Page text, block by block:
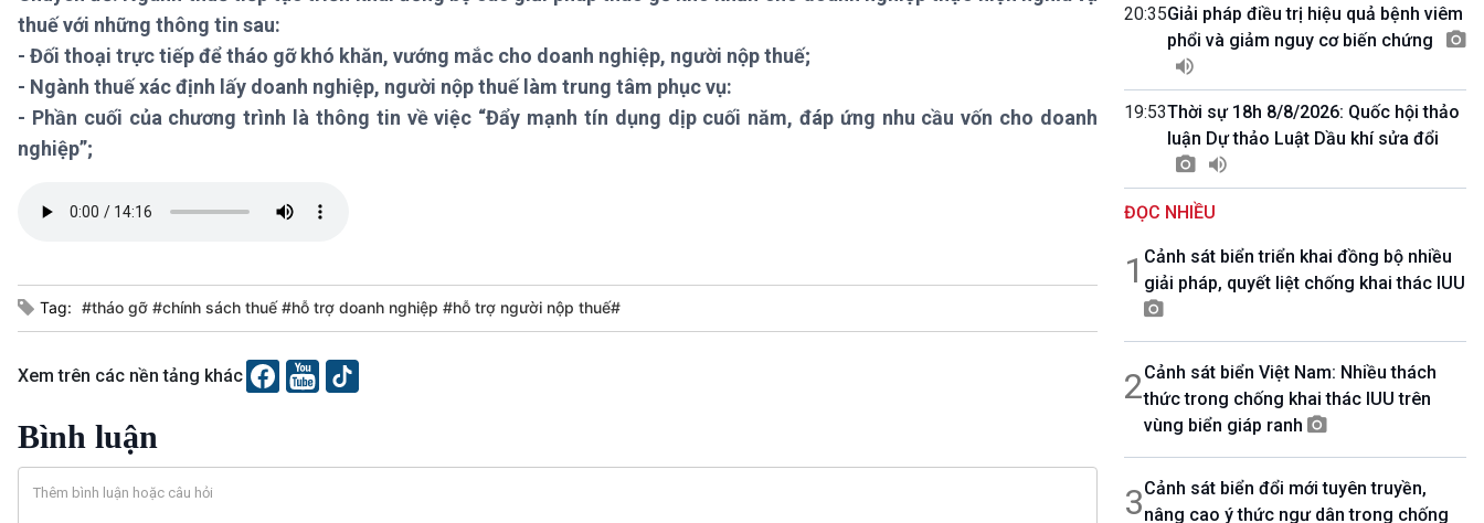
360 độ Sức khỏe
Chuyển đổi Xanh
Tài nguyên và Môi trường
Chuyên gia của bạn
Xã hội chuyển động
Bước chân đến trường
Kết nối công nghệ
Sống chung với biến đổi
khí hậu
Chát với người nổi tiếng
E-Magazine
10 phút Sự kiện - Luận bàn
Câu chuyện thời sự
Đối thoại
Diễn đàn chủ nhật
Chuyện đêm
Thanh âm ký sự
thuế với những thông tin sau:
- Đối thoại trực tiếp để tháo gỡ khó khăn, vướng mắc cho doanh nghiệp, người nộp thuế;
- Ngành thuế xác định lấy doanh nghiệp, người nộp thuế làm trung tâm phục vụ:
- Phần cuối của chương trình là thông tin về việc “Đẩy mạnh tín dụng dịp cuối năm, đáp ứng nhu cầu vốn cho doanh
nghiệp”;
Tag: #tháo gỡ #chính sách thuế #hỗ trợ doanh nghiệp #hỗ trợ người nộp thuế#
Xem trên các nền tảng khác
Bình luận
20:35Giải pháp điều trị hiệu quả bệnh viêm
phổi và giảm nguy cơ biến chứng
19:53Thời sự 18h 8/8/2026: Quốc hội thảo
luận Dự thảo Luật Dầu khí sửa đổi
ĐỌC NHIỀU
1 Cảnh sát biển triển khai đồng bộ nhiều
giải pháp, quyết liệt chống khai thác IUU
2Cảnh sát biển Việt Nam: Nhiều thách
thức trong chống khai thác IUU trên
vùng biển giáp ranh
3Cảnh sát biển đổi mới tuyên truyền,
nâng cao ý thức ngư dân trong chống